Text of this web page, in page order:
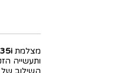
מצלמת
ותעשייה